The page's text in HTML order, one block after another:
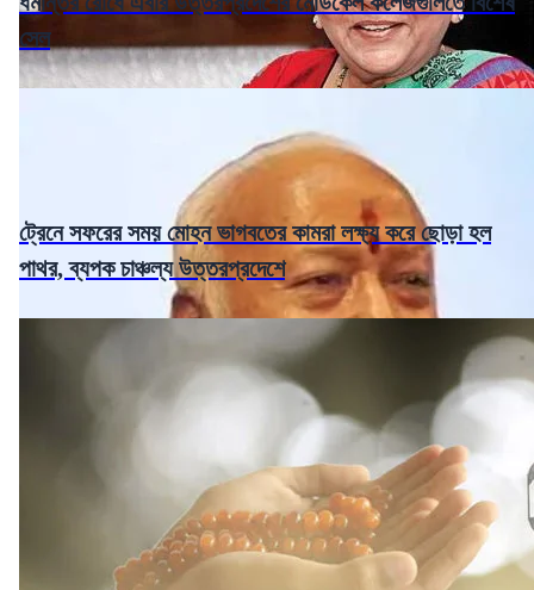
সেল
ট্রেনে সফরের সময় মোহন ভাগবতের কামরা লক্ষ্য করে ছোড়া হল
পাথর, ব্যপক চাঞ্চল্য উত্তরপ্রদেশে